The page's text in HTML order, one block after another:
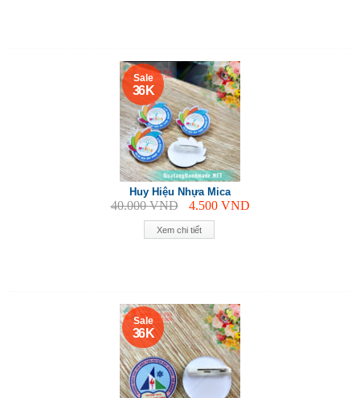
Xem chi tiết
Sale
36 K
Huy Hiệu Nhựa Mica
40.000VND 4.500 VND
Sale
36 K